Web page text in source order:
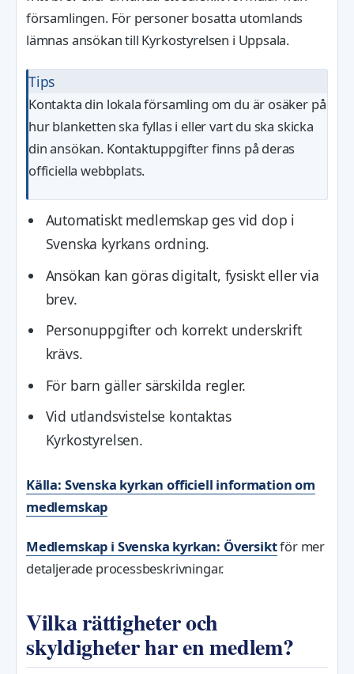
församlingen. För personer bosatta utomlands
lämnas ansökan till Kyrkostyrelsen i Uppsala.
Tips
Kontakta din lokala församling om du är osäker på
hur blanketten ska fyllas i eller vart du ska skicka
din ansökan. Kontaktuppgifter finns på deras
officiella webbplats.
Automatiskt medlemskap ges vid dop i
Svenska kyrkans ordning.
Ansökan kan göras digitalt, fysiskt eller via
brev.
Personuppgifter och korrekt underskrift
krävs.
För barn gäller särskilda regler.
Vid utlandsvistelse kontaktas
Kyrkostyrelsen.
Källa: Svenska kyrkan officiell information om
medlemskap
Medlemskap i Svenska kyrkan: Översiktför mer
detaljerade processbeskrivningar.
Vilka rättigheter och
skyldigheter har en medlem?